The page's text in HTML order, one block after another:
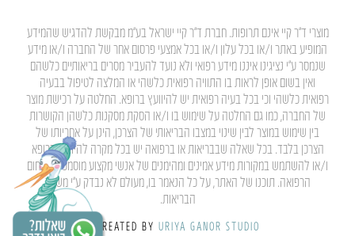
מוצרי ד”ר קיי אינם תרופות. חברת ד”ר קיי ישראל בע”מ מבקשת להדגיש שהמידע
המופיע באתר ו/או בכל עלון ו/או בכל אמצעי פרסום אחר של החברה ו/או מידע
שנמסר ע”י נציגינו איננו מידע רפואי ולא נועד להעביר מסרים בריאותיים כלשהם
ואין בשום אופן לראות בו התוויה רפואית כלשהי או המלצה לטיפול בבעיה
רפואית כלשהי וכי בכל בעיה רפואית יש להיוועץ ברופא. החלטה על רכישת מוצר
של החברה, כמו גם החלטה על שימוש בו ו/או הסקת מסקנות כלשהן הקושרות
בין שימוש במוצר לבין שינוי במצבו הבריאותי של הצרכן, הינן על אחריותו של
הצרכן בלבד. בכל שאלה שבבריאות או ברפואה יש בכל מקרה להיוועץ ברופא
ו/או להשתמש במקורות מידע אמינים ומהימנים של אנשי מקצוע מוסמכים בתחום
הרפואה. תוכנו של האתר, על כל הנאמר בו, מעולם לא נבדק ע”י משרד
הבריאות.
CREATED BY URIYA GANOR STUDIO